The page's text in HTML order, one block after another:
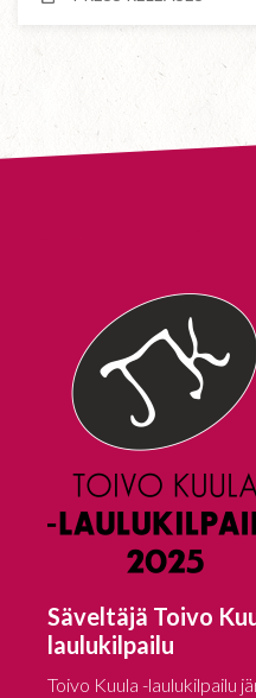
Säveltäjä Toivo
laulukilpailu
Toivo Kuula -laulukilpailu